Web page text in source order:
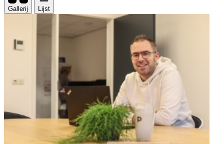
Gallerij Lijst